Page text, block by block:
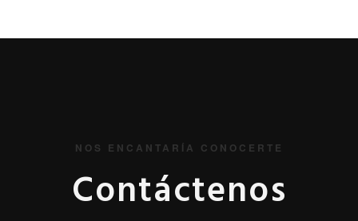
NOS ENCANTARÍA CONOCERTE
Contáctenos